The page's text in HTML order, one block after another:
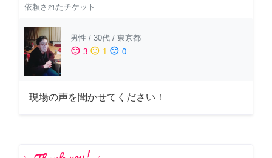
依頼されたチケット
男性 / 30代 / 東京都
sentiment_satisfied 3 sentiment_neutral 1 sentiment_dissatisfied 0
現場の声を聞かせてください！